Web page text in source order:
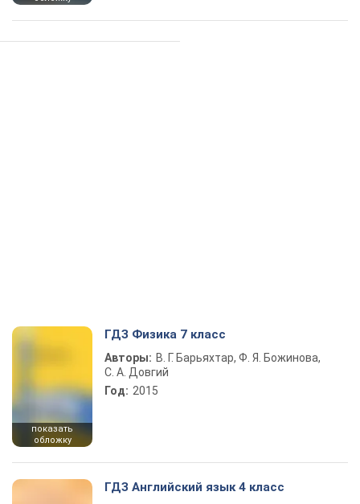
показать
обложку
ГДЗ Физика 7 класс
Авторы: В. Г. Барьяхтар, Ф. Я. Божинова,
С. А. Довгий
Год: 2015
ГДЗ Английский язык 4 класс